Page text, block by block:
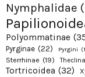
Nymphalidae
Polyommatinae
Pyrginae (22) Pyrgini
Sterrhinae (19)
Tortricoidea (32)